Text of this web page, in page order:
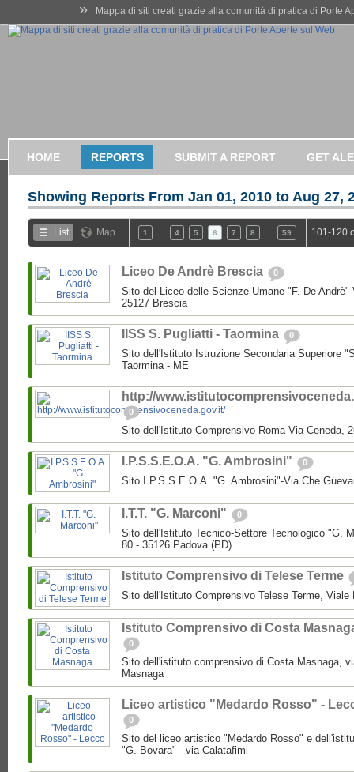
» Mappa di siti creati grazie alla comunità di pratica di Porte
HOME REPORTS SUBMIT A REPORT GET
Showing Reports From Jan 01, 2010 to Aug 27,
List Map 1 4 5 6 7 8 59 101-120
Liceo De Andrè Brescia 0
Sito del Liceo delle Scienze Umane "F. De
25127 Brescia
IISS S. Pugliatti - Taormina 0
Sito dell'Istituto Istruzione Secondaria Superiore
Taormina - ME
http://
0
Sito dell'Istituto Comprensivo-Roma Via Ceneda,
I.P.S.S.E.O.A. "G. Ambrosini" 0
Sito I.P.S.S.E.O.A. "G. Ambrosini"-Via Che
I.T.T. "G. Marconi" 0
Sito dell'Istituto Tecnico-Settore Tecnologico "G.
80 - 35126 Padova (PD)
Istituto Comprensivo di Telese Terme
Sito dell'Istituto Comprensivo Telese Terme, Viale
Istituto Comprensivo di Costa
0
Sito dell'istituto comprensivo di Costa Masnaga,
Masnaga
Liceo artistico "Medardo Rosso" -
0
Sito del liceo artistico "Medardo Rosso" e
"G. Bovara" - via Calatafimi